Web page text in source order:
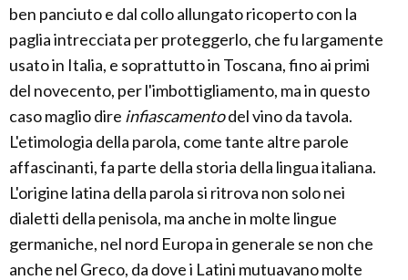
ben panciuto e dal collo allungato ricoperto con la
paglia intrecciata per proteggerlo, che fu largamente
usato in Italia, e soprattutto in Toscana, fino ai primi
del novecento, per l'imbottigliamento, ma in questo
caso maglio dire infiascamentodel vino da tavola.
L'etimologia della parola, come tante altre parole
affascinanti, fa parte della storia della lingua italiana.
L'origine latina della parola si ritrova non solo nei
dialetti della penisola, ma anche in molte lingue
germaniche, nel nord Europa in generale se non che
anche nel Greco, da dove i Latini mutuavano molte